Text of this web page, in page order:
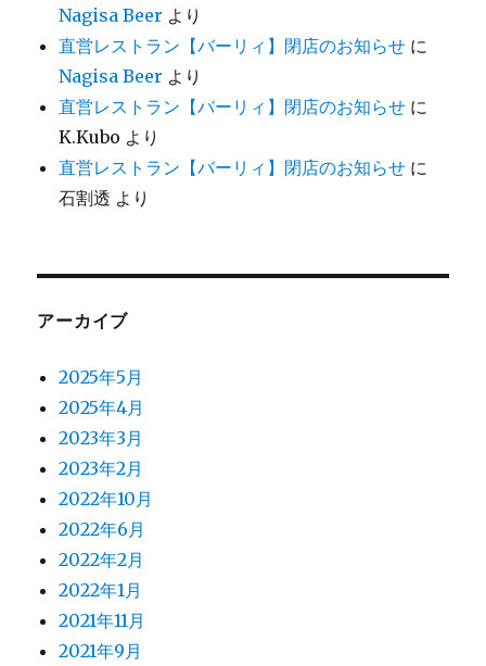
Nagisa Beer より
直営レストラン【バーリィ】閉店のお知らせ に
Nagisa Beer より
直営レストラン【バーリィ】閉店のお知らせ に
K.Kubo より
直営レストラン【バーリィ】閉店のお知らせ に
石割透 より
アーカイブ
2025年5月
2025年4月
2023年3月
2023年2月
2022年10月
2022年6月
2022年2月
2022年1月
2021年11月
2021年9月